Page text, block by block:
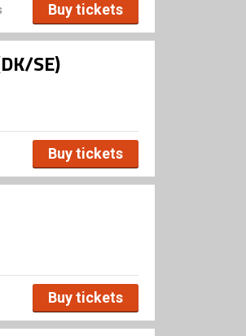
Buy tickets
SE)
Buy tickets
Buy tickets